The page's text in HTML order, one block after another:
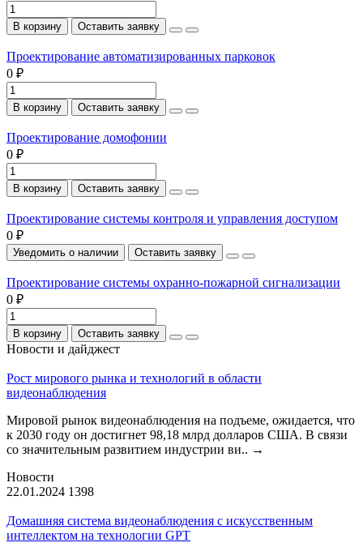
В корзину Оставить заявку
Проектирование автоматизированных парковок
0 ₽
В корзину Оставить заявку
Проектирование домофонии
0 ₽
В корзину Оставить заявку
Проектирование системы контроля и управления доступом
0 ₽
Уведомить о наличии Оставить заявку
Проектирование системы охранно-пожарной сигнализации
0 ₽
В корзину Оставить заявку
Новости и дайджест
Рост мирового рынка и технологий в области
видеонаблюдения
Мировой рынок видеонаблюдения на подъеме, ожидается, что
к 2030 году он достигнет 98,18 млрд долларов США. В связи
со значительным развитием индустрии ви.. →
Новости
22.01.2024 1398
Домашняя система видеонаблюдения с искусственным
интеллектом на технологии GPT